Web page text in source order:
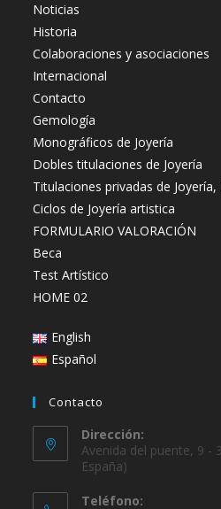
Noticias
Historia
Colaboraciones y asociaciones
Internacional
Contacto
Gemología
Monográficos de Joyería
Dobles titulaciones de Joyería
Titulaciones privadas de
Ciclos de Joyería artistica
FORMULARIO VALORACIÓN
Beca
Test Artístico
HOME 02
English
Español
Contacto
Dirección:
Avenida del puente, 9 -
España)
Teléfono: